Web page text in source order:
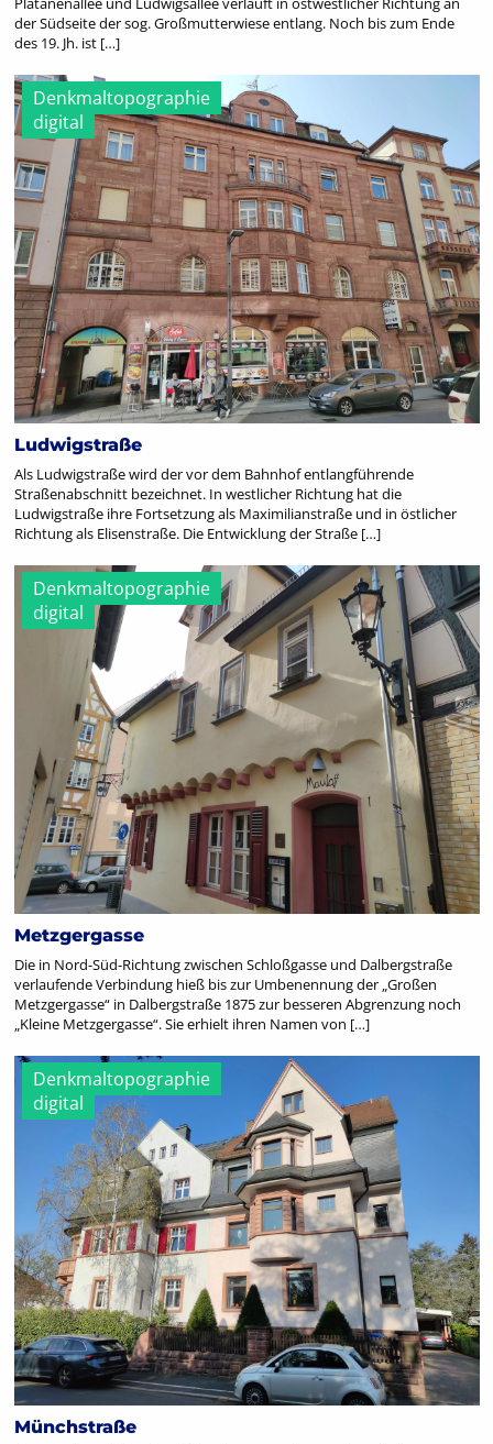
der Südseite der sog. Großmutterwiese entlang. Noch bis zum Ende
des 19. Jh. ist […]
Denkmaltopographie
digital
Ludwigstraße
Als Ludwigstraße wird der vor dem Bahnhof entlangführende
Straßenabschnitt bezeichnet. In westlicher Richtung hat die
Ludwigstraße ihre Fortsetzung als Maximilianstraße und in östlicher
Richtung als Elisenstraße. Die Entwicklung der Straße […]
Denkmaltopographie
digital
Metzgergasse
Die in Nord-Süd-Richtung zwischen Schloßgasse und Dalbergstraße
verlaufende Verbindung hieß bis zur Umbenennung der „Großen
Metzgergasse“ in Dalbergstraße 1875 zur besseren Abgrenzung noch
„Kleine Metzgergasse“. Sie erhielt ihren Namen von […]
Denkmaltopographie
digital
Münchstraße